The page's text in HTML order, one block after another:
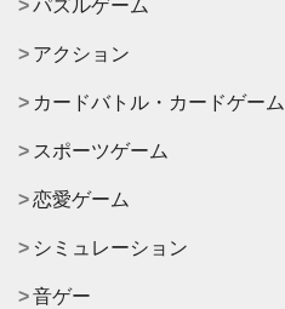
パズルゲーム
アクション
カードバトル・カードゲーム
スポーツゲーム
恋愛ゲーム
シミュレーション
音ゲー